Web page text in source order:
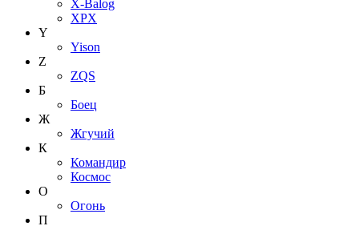
X-Balog
XPX
Y
Yison
Z
ZQS
Б
Боец
Ж
Жгучий
К
Командир
Космос
О
Огонь
П